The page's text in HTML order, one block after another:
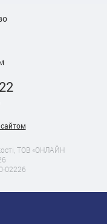
ТОВ «ОНЛАЙН
02226